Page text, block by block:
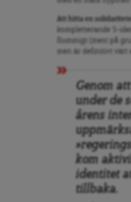
Att hitta en
kompletterande S-
flummigt (mest på
men är definitivt värt
Genom
under de
årens
kom
identitet
tillbaka.